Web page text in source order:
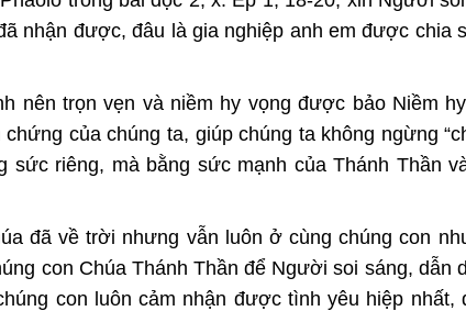
nhận được, đâu là gia nghiệp anh em được chia
nên trọn vẹn và niềm hy vọng được bảo Niềm
của chúng ta, giúp chúng ta không ngừng
riêng, mà bằng sức mạnh của Thánh Thần
đã về trời nhưng vẫn luôn ở cùng chúng con
con Chúa Thánh Thần để Người soi sáng, dẫn
con luôn cảm nhận được tình yêu hiệp nhất,